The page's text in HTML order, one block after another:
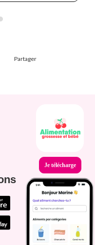
Partager
Je télécharge